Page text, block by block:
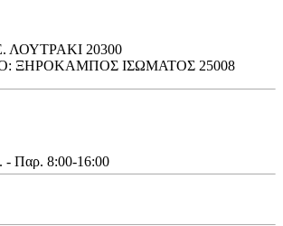
ΛΟΥΤΡΑΚΙ 20300
ΞΗΡΟΚΑΜΠΟΣ ΙΣΩΜΑΤΟΣ 25008
- Παρ. 8:00-16:00